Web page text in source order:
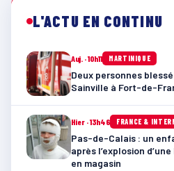
L'ACTU EN CONTINU
Auj. · 10h11 MARTINIQUE
Deux personnes
Sainville à Fort-de-
Hier · 13h46 FRANCE &
Pas-de-Calais : un
après l’explosion
en magasin